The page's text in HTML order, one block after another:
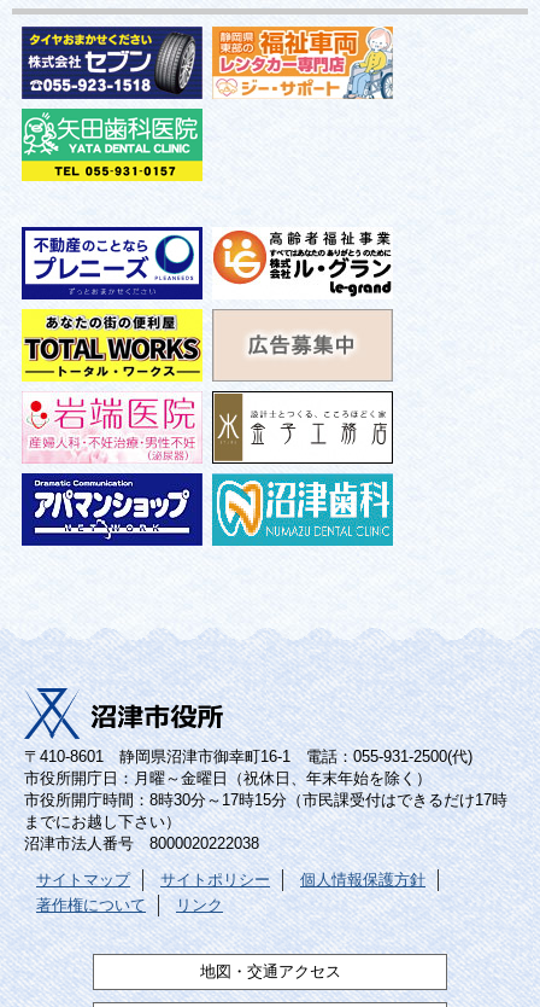
〒410-8601 静岡県沼津市御幸町16-1 電話：055-931-2500(代)
市役所開庁日：月曜～金曜日（祝休日、年末年始を除く）
市役所開庁時間：8時30分～17時15分（市民課受付はできるだけ17時
までにお越し下さい）
沼津市法人番号 8000020222038
サイトマップ サイトポリシー
個人情報保護方針
著作権について
リンク
地図・交通アクセス